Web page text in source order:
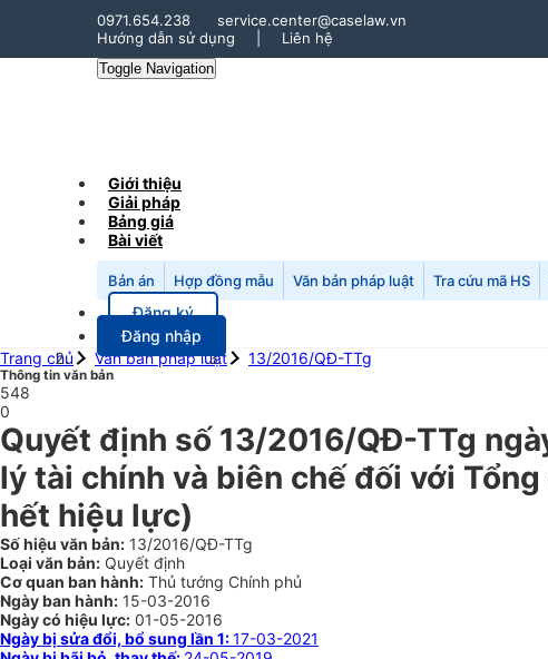
0971.654.238
service.center@caselaw.vn
Hướng dẫn sử dụng
Liên hệ
Toggle Navigation
Giới thiệu
Giải pháp
Bảng giá
Bài viết
Bản án Hợp đồng mẫu Văn bản pháp luật Tra cứu mã HS
Đăng ký
Đăng nhập
Trang chủ
Văn bản pháp luật 13/2016/QĐ-TTg
Thông tin văn bản
548
0
Quyết định số 13/2016/QĐ-TTg
lý tài chính và biên chế đối với
hết hiệu lực)
Số hiệu văn bản: 13/2016/QĐ-TTg
Loại văn bản: Quyết định
Cơ quan ban hành: Thủ tướng Chính phủ
Ngày ban hành: 15-03-2016
Ngày có hiệu lực: 01-05-2016
Ngày bị sửa đổi, bổ sung lần 1:17-03-2021